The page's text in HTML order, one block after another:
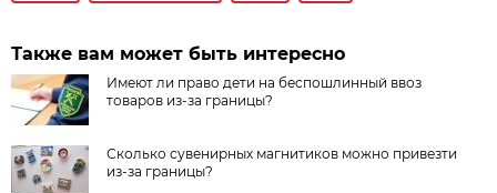
Также вам может быть интересно
Имеют ли право дети на беспошлинный ввоз
товаров из-за границы?
Сколько сувенирных магнитиков можно привезти
из-за границы?